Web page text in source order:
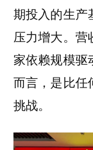
期投入的生产
压力增大。营
家依赖规模驱
而言，是比任
挑战。